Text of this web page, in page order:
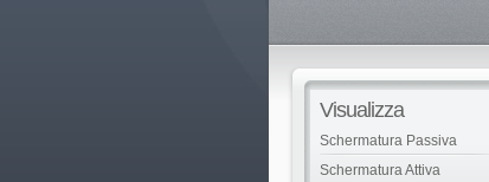
Visualizza
Schermatura Passiva
Schermatura Attiva